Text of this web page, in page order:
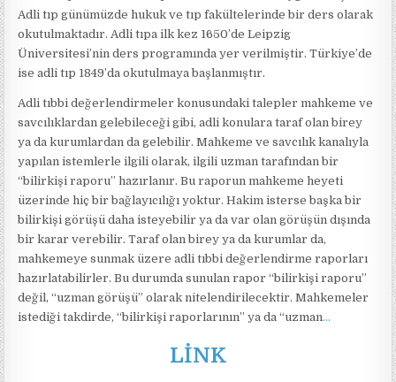
Adli tıp günümüzde hukuk ve tıp fakültelerinde bir ders olarak
okutulmaktadır. Adli tıpa ilk kez 1650’de Leipzig
Üniversitesi’nin ders programında yer verilmiştir. Türkiye’de
ise adli tıp 1849’da okutulmaya başlanmıştır.
Adli tıbbi değerlendirmeler konusundaki talepler mahkeme ve
savcılıklardan gelebileceği gibi, adli konulara taraf olan birey
ya da kurumlardan da gelebilir. Mahkeme ve savcılık kanalıyla
yapılan istemlerle ilgili olarak, ilgili uzman tarafından bir
“bilirkişi raporu” hazırlanır. Bu raporun mahkeme heyeti
üzerinde hiç bir bağlayıcılığı yoktur. Hakim isterse başka bir
bilirkişi görüşü daha isteyebilir ya da var olan görüşün dışında
bir karar verebilir. Taraf olan birey ya da kurumlar da,
mahkemeye sunmak üzere adli tıbbi değerlendirme raporları
hazırlatabilirler. Bu durumda sunulan rapor “bilirkişi raporu”
değil, “uzman görüşü” olarak nitelendirilecektir. Mahkemeler
istediği takdirde, “bilirkişi raporlarının” ya da “uzman…
LİNK